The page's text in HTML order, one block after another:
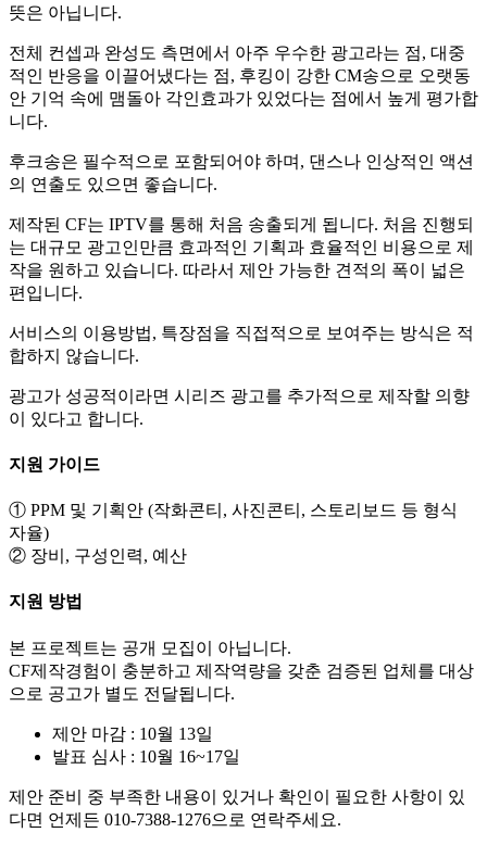
뜻은 아닙니다.
전체 컨셉과 완성도 측면에서 아주 우수한 광고라는 점, 대중
적인 반응을 이끌어냈다는 점, 후킹이 강한 CM송으로 오랫동
안 기억 속에 맴돌아 각인효과가 있었다는 점에서 높게 평가합
니다.
후크송은 필수적으로 포함되어야 하며, 댄스나 인상적인 액션
의 연출도 있으면 좋습니다.
제작된 CF는 IPTV를 통해 처음 송출되게 됩니다. 처음 진행되
는 대규모 광고인만큼 효과적인 기획과 효율적인 비용으로 제
작을 원하고 있습니다. 따라서 제안 가능한 견적의 폭이 넓은
편입니다.
서비스의 이용방법, 특장점을 직접적으로 보여주는 방식은 적
합하지 않습니다.
광고가 성공적이라면 시리즈 광고를 추가적으로 제작할 의향
이 있다고 합니다.
지원 가이드
① PPM 및 기획안 (작화콘티, 사진콘티, 스토리보드 등 형식
자율)
② 장비, 구성인력, 예산
지원 방법
본 프로젝트는 공개 모집이 아닙니다.
CF제작경험이 충분하고 제작역량을 갖춘 검증된 업체를 대상
으로 공고가 별도 전달됩니다.
제안 마감 : 10월 13일
발표 심사 : 10월 16~17일
제안 준비 중 부족한 내용이 있거나 확인이 필요한 사항이 있
다면 언제든 010-7388-1276으로 연락주세요.